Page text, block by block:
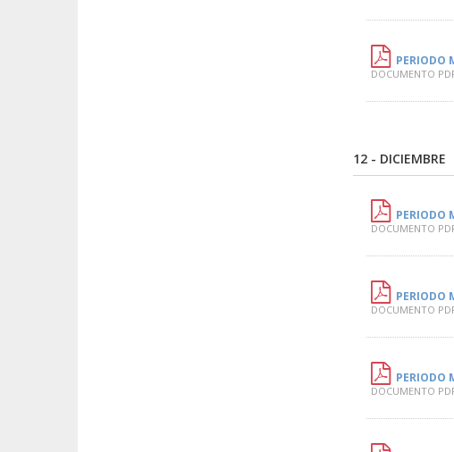
PERIODO
DOCUMENTO
12 - DICIEMBRE
PERIODO
DOCUMENTO
PERIODO
DOCUMENTO
PERIODO
DOCUMENTO